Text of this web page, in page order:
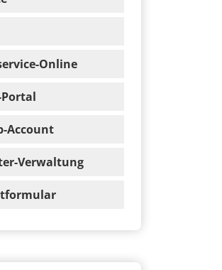
Online
Account
Verwaltung